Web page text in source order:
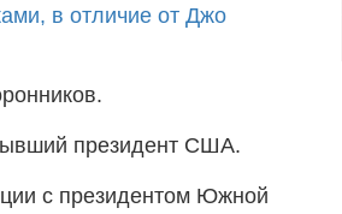
в отличие от Джо
президент США.
с президентом Южной